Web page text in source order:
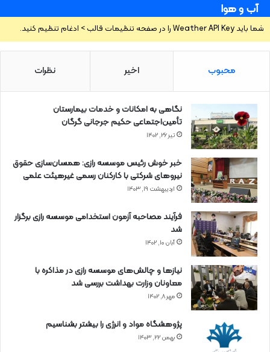
آب و هوا
شما باید Weather API Key را در صفحه تنظیمات قالب > ادغام تنظیم کنید.
محبوب اخیر نظرات
نگاهی به امکانات و خدمات بیمارستان
تأمین‌اجتماعی حکیم جرجانی گرگان
تیر ۲۶, ۱۴۰۲
خبر خوش رئیس موسسه رازی: همسان‌سازی حقوق
نیروهای شرکتی با کارکنان رسمی غیرهیئت علمی
اردیبهشت ۱۹, ۱۴۰۳
فرآیند مصاحبه آزمون استخدامی موسسه رازی برگزار
شد
آبان ۱۰, ۱۴۰۲
نیازها و چالش‌های موسسه رازی در مذاکره با
معاونان وزارت بهداشت بررسی شد
مهر ۸, ۱۴۰۲
پژوهشگاه مواد و انرژی را بیشتر بشناسیم
بهمن ۲۲, ۱۴۰۳